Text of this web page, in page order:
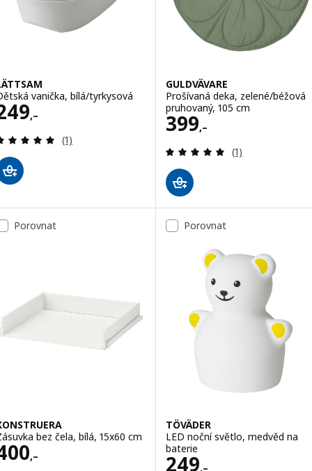
vanička, bílá/tyrkysová
,– 249,–
Recenze: 5 z 5 hvězdy. Celkem recenzí:
(1)
GULDVÄVARE
Prošívaná deka, zelené/béžová
pruhovaný, 105 cm
399,–
Cena 399,–
Recenze: 5 z 5
(1)
Porovnat
bez čela, bílá, 15x60 cm
,– 400,–
Porovnat
TÖVÄDER
LED noční světlo, medvěd na
baterie
249,–
Cena 249,–